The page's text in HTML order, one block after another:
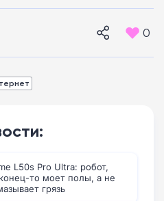
0
L50s Pro Ultra: робот,
то моет полы, а не
грязь